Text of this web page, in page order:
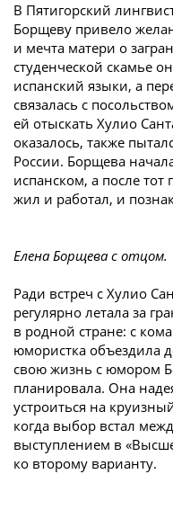
В Пятигорский
Борщеву привело
и мечта матери о
студенческой скамье
испанский языки, а
связалась с
ей отыскать Хулио
оказалось, также
России. Борщева
испанском, а после
жил и работал, и
Елена Борщева с отцом.
Ради встреч с Хулио
регулярно летала за
в родной стране: с
юмористка объездила
свою жизнь с юмором
планировала. Она
устроиться на
когда выбор встал
выступлением в
ко второму варианту.